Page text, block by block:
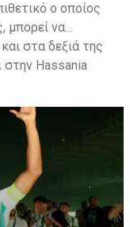
ο οποίος
μπορεί να
στα δεξιά της
στην Hassania